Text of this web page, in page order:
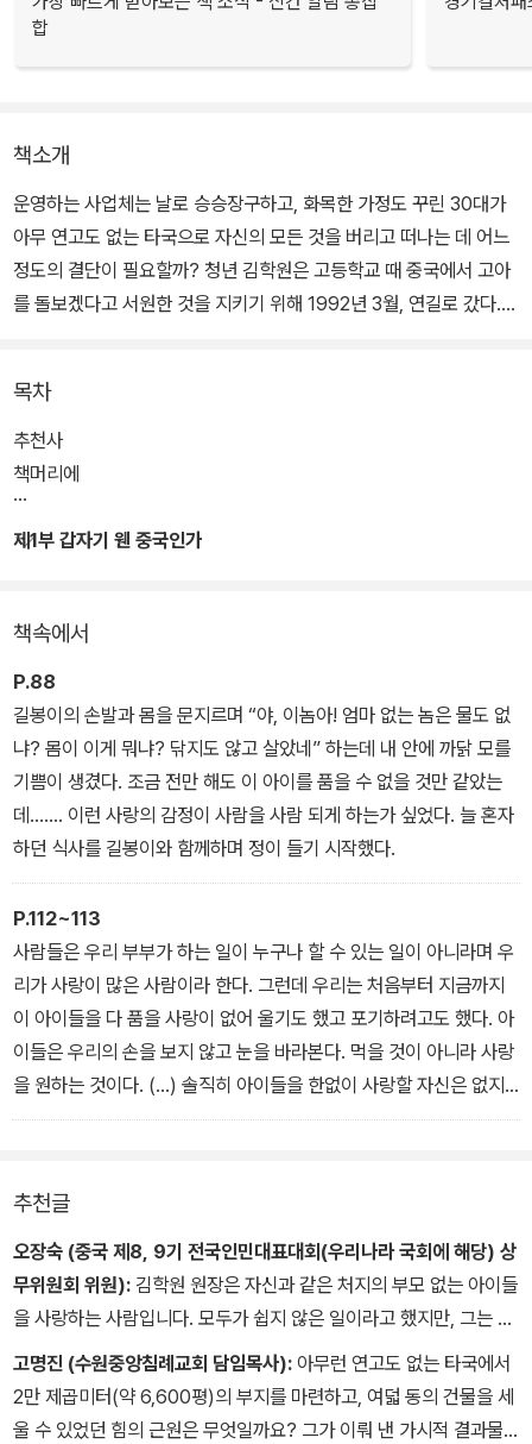
합
책소개
운영하는 사업체는 날로 승승장구하고, 화목한 가정도 꾸린 30대가
아무 연고도 없는 타국으로 자신의 모든 것을 버리고 떠나는 데 어느
정도의 결단이 필요할까? 청년 김학원은 고등학교 때 중국에서 고아
를 돌보겠다고 서원한 것을 지키기 위해 1992년 3월, 연길로 갔다.
번듯한 후원단체도 없이 받은 사랑을 전하겠다는 마음으로 시작한 사
랑의 집은 날마다 족한 만큼 채워 주시는 주님의 섭리로 오늘까지 운
영되고 있다. 하루도 쉬지 않고 아이들이 머물 집을 직접 지어 가는 김
원장의 울보 아이들은 이제 다른 울보를 위로하는 자로 자라고 있다.
목차
추천사
책머리에
제1부 갑자기 웬 중국인가
책속에서
P.88
길봉이의 손발과 몸을 문지르며 “야, 이놈아! 엄마 없는 놈은 물도 없
냐? 몸이 이게 뭐냐? 닦지도 않고 살았네” 하는데 내 안에 까닭 모를
기쁨이 생겼다. 조금 전만 해도 이 아이를 품을 수 없을 것만 같았는
데……. 이런 사랑의 감정이 사람을 사람 되게 하는가 싶었다. 늘 혼자
하던 식사를 길봉이와 함께하며 정이 들기 시작했다.
P.112~113
사람들은 우리 부부가 하는 일이 누구나 할 수 있는 일이 아니라며 우
리가 사랑이 많은 사람이라 한다. 그런데 우리는 처음부터 지금까지
이 아이들을 다 품을 사랑이 없어 울기도 했고 포기하려고도 했다. 아
이들은 우리의 손을 보지 않고 눈을 바라본다. 먹을 것이 아니라 사랑
을 원하는 것이다. (…) 솔직히 아이들을 한없이 사랑할 자신은 없지
만, 그래도 포기하지 않는 것은 사랑의 보따리는 나눌수록 커진다고
추천글
오장숙 (중국 제8, 9기 전국인민대표대회(우리나라 국회에 해당) 상
무위원회 위원): 김학원 원장은 자신과 같은 처지의 부모 없는 아이들
을 사랑하는 사람입니다. 모두가 쉽지 않은 일이라고 했지만, 그는 자
신의 아이를 낳는 대신 중국 아이들을 품에 안아 키우기 시작해 20년
이 지난 지금 100명이 넘는 자녀를 둔 아버지가 되었습니다. 이제 그
가 태어나 성장한 고국으로 돌아갈 수 없는, 영락없이 중국에서 살아
고명진 (수원중앙침례교회 담임목사): 아무런 연고도 없는 타국에서
2만 제곱미터(약 6,600평)의 부지를 마련하고, 여덟 동의 건물을 세
울 수 있었던 힘의 근원은 무엇일까요? 그가 이뤄 낸 가시적 결과물